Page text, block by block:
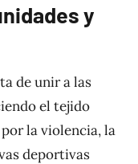
y
de unir a las
el tejido
la violencia, la
deportivas